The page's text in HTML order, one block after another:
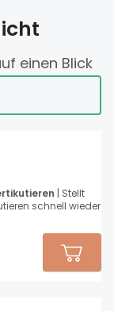
einen Blick
| Stellt
schnell wieder